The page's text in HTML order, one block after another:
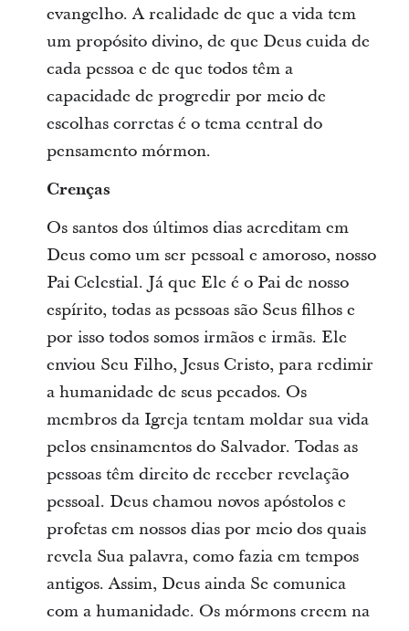
evangelho. A realidade de que a vida tem
um propósito divino, de que Deus cuida de
cada pessoa e de que todos têm a
capacidade de progredir por meio de
escolhas corretas é o tema central do
pensamento mórmon.
Crenças
Os santos dos últimos dias acreditam em
Deus como um ser pessoal e amoroso, nosso
Pai Celestial. Já que Ele é o Pai de nosso
espírito, todas as pessoas são Seus filhos e
por isso todos somos irmãos e irmãs. Ele
enviou Seu Filho, Jesus Cristo, para redimir
a humanidade de seus pecados. Os
membros da Igreja tentam moldar sua vida
pelos ensinamentos do Salvador. Todas as
pessoas têm direito de receber revelação
pessoal. Deus chamou novos apóstolos e
profetas em nossos dias por meio dos quais
revela Sua palavra, como fazia em tempos
antigos. Assim, Deus ainda Se comunica
com a humanidade. Os mórmons creem na